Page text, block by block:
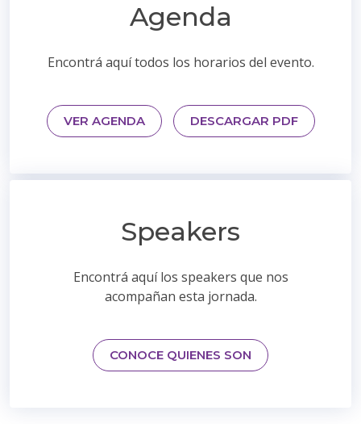
Agenda
Encontrá aquí todos los horarios del evento.
VER AGENDA DESCARGAR PDF
Speakers
Encontrá aquí los speakers que nos
acompañan esta jornada.
CONOCE QUIENES SON